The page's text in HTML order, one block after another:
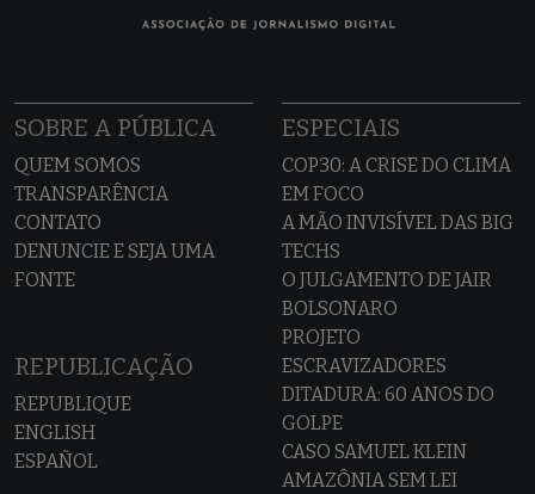
SOBRE A PÚBLICA
QUEM SOMOS
TRANSPARÊNCIA
CONTATO
DENUNCIE E SEJA UMA
FONTE
REPUBLICAÇÃO
REPUBLIQUE
ENGLISH
ESPAÑOL
ESPECIAIS
COP30: A CRISE DO CLIMA
EM FOCO
A MÃO INVISÍVEL DAS BIG
TECHS
O JULGAMENTO DE JAIR
BOLSONARO
PROJETO
ESCRAVIZADORES
DITADURA: 60 ANOS DO
GOLPE
CASO SAMUEL KLEIN
AMAZÔNIA SEM LEI